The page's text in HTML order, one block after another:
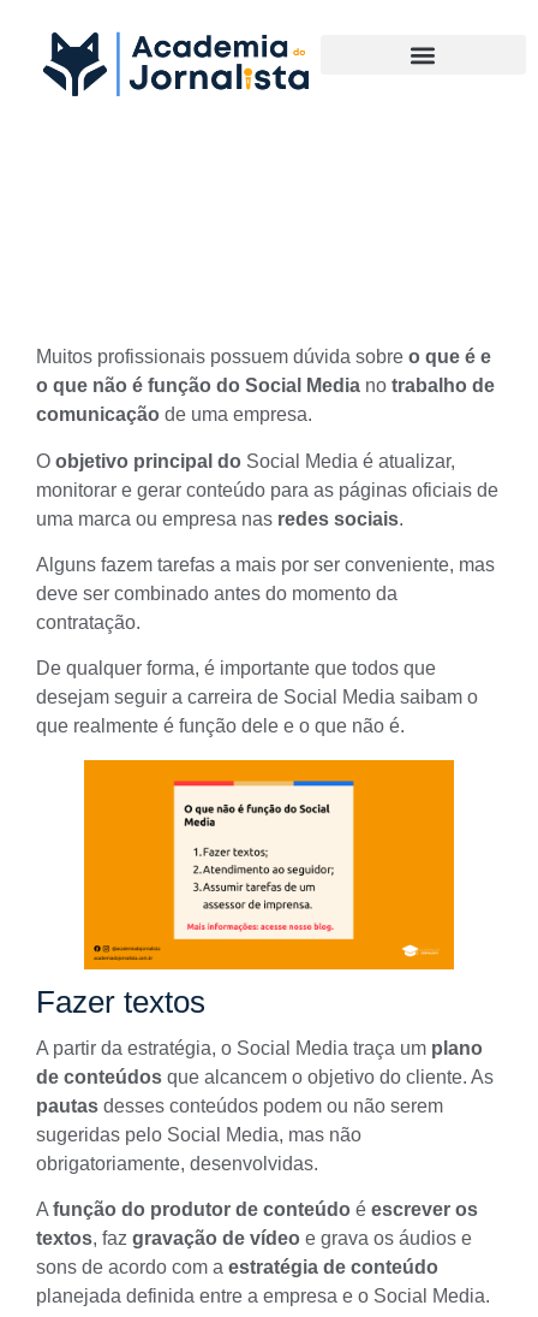
Muitos profissionais possuem dúvida sobre o que é e
o que não é função do Social Media no trabalho de
comunicação de uma empresa.
O objetivo principal do Social Media é atualizar,
monitorar e gerar conteúdo para as páginas oficiais de
uma marca ou empresa nas redes sociais.
Alguns fazem tarefas a mais por ser conveniente, mas
deve ser combinado antes do momento da
contratação.
De qualquer forma, é importante que todos que
desejam seguir a carreira de Social Media saibam o
que realmente é função dele e o que não é.
Fazer textos
A partir da estratégia, o Social Media traça um plano
de conteúdos que alcancem o objetivo do cliente. As
pautas desses conteúdos podem ou não serem
sugeridas pelo Social Media, mas não
obrigatoriamente, desenvolvidas.
A função do produtor de conteúdo é escrever os
textos, faz gravação de vídeo e grava os áudios e
sons de acordo com a estratégia de conteúdo
planejada definida entre a empresa e o Social Media.